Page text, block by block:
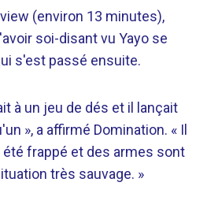
(environ 13 minutes),
soi-disant vu Yayo se
s'est passé ensuite.
à un jeu de dés et il lançait
», a affirmé Domination. « Il
été frappé et des armes sont
très sauvage. »